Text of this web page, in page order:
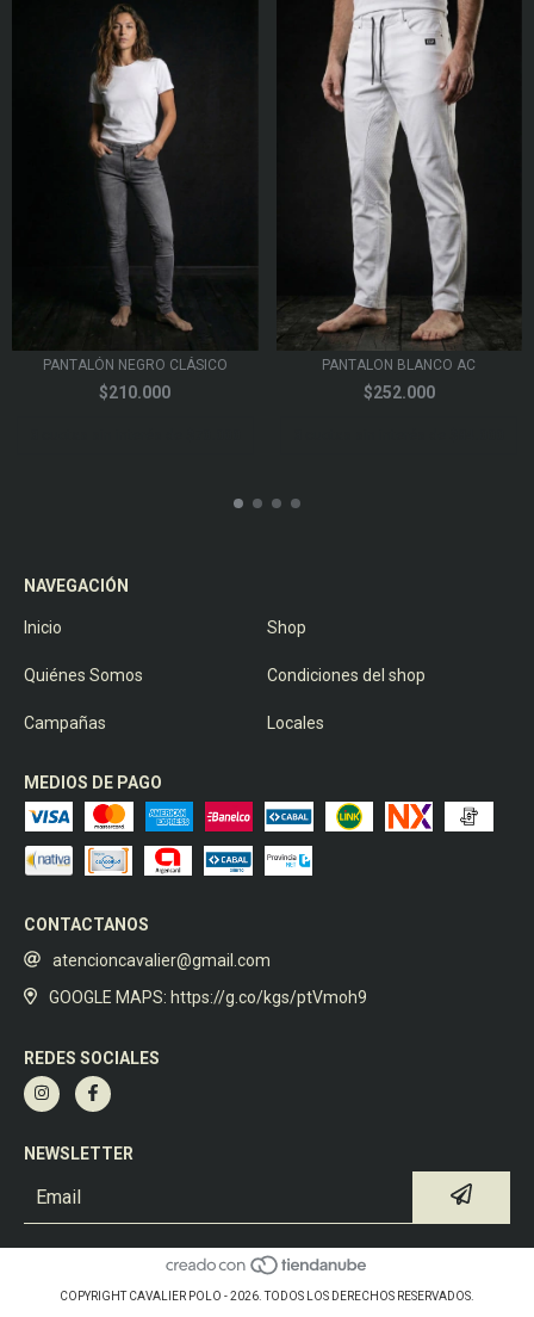
PANTALÓN NEGRO CLÁSICO
$210.000
PANTALON BLANCO AC
$252.000
NAVEGACIÓN
Inicio Shop
Quiénes Somos Condiciones del shop
Campañas Locales
MEDIOS DE PAGO
CONTACTANOS
atencioncavalier@gmail.com
GOOGLE MAPS: https://g.co/kgs/ptVmoh9
REDES SOCIALES
NEWSLETTER
COPYRIGHT CAVALIER POLO - 2026. TODOS LOS DERECHOS RESERVADOS.